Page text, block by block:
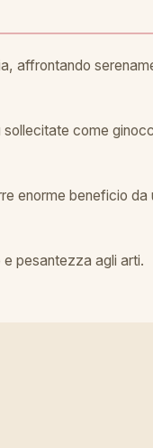
affrontando
come
enorme beneficio
pesantezza agli arti.